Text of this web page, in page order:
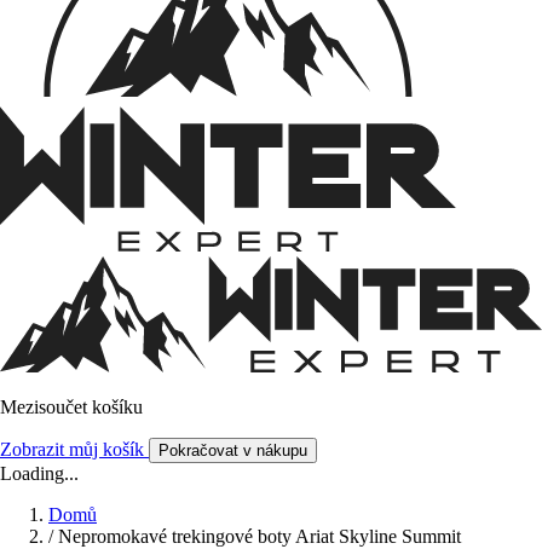
Mezisoučet košíku
Zobrazit můj košík Pokračovat v nákupu
Loading...
Domů
/ Nepromokavé trekingové boty Ariat Skyline Summit